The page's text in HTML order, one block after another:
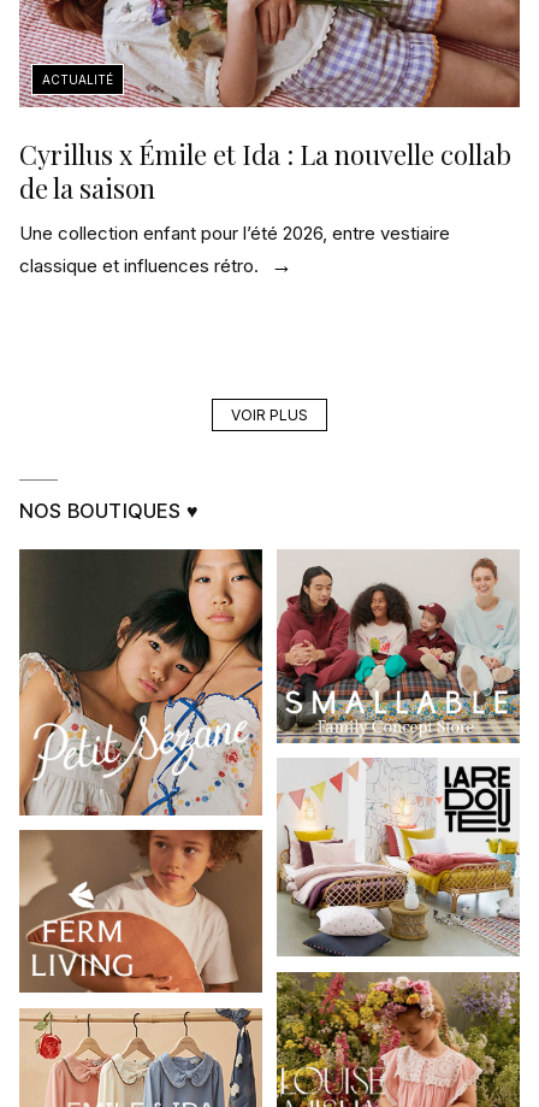
Cyrillus x Émile et Ida : La nouvelle collab
de la saison
Une collection enfant pour l’été 2026, entre vestiaire
classique et influences rétro.
VOIR PLUS
NOS BOUTIQUES ♥